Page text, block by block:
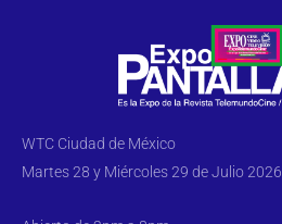
WTC Ciudad de México
Martes 28 y Miércoles 29 de Julio 2026